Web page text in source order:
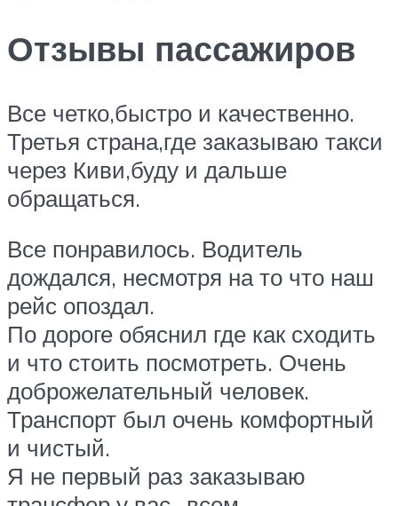
Отзывы пассажиров
Все четко,быстро и качественно.
Третья страна,где заказываю такси
через Киви,буду и дальше
обращаться.
Все понравилось. Водитель
дождался, несмотря на то что наш
рейс опоздал.
По дороге обяснил где как сходить
и что стоить посмотреть. Очень
доброжелательный человек.
Транспорт был очень комфортный
и чистый.
Я не первый раз заказываю